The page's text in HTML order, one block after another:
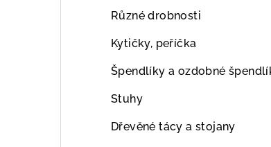
Různé drobnosti
Kytičky, peříčka
Špendlíky a ozdobné
Stuhy
Dřevěné tácy a stojany